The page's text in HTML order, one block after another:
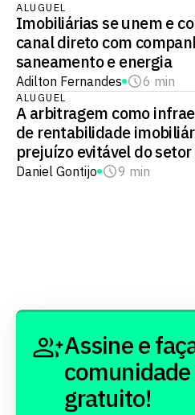
ALUGUEL
Imobiliárias se unem e
canal direto com
saneamento e energia
Adilton Fernandes 6 min
ALUGUEL
A arbitragem como
de rentabilidade
prejuízo evitável do
Daniel Gontijo 9 min
Assine e
gratuito!